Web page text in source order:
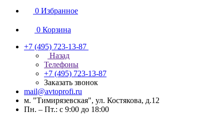
0 Избранное
0 Корзина
+7 (495) 723-13-87
Назад
Телефоны
+7 (495) 723-13-87
Заказать звонок
mail@avtoprofi.ru
м. "Тимирязевская", ул. Костякова, д.12
Пн. – Пт.: с 9:00 до 18:00